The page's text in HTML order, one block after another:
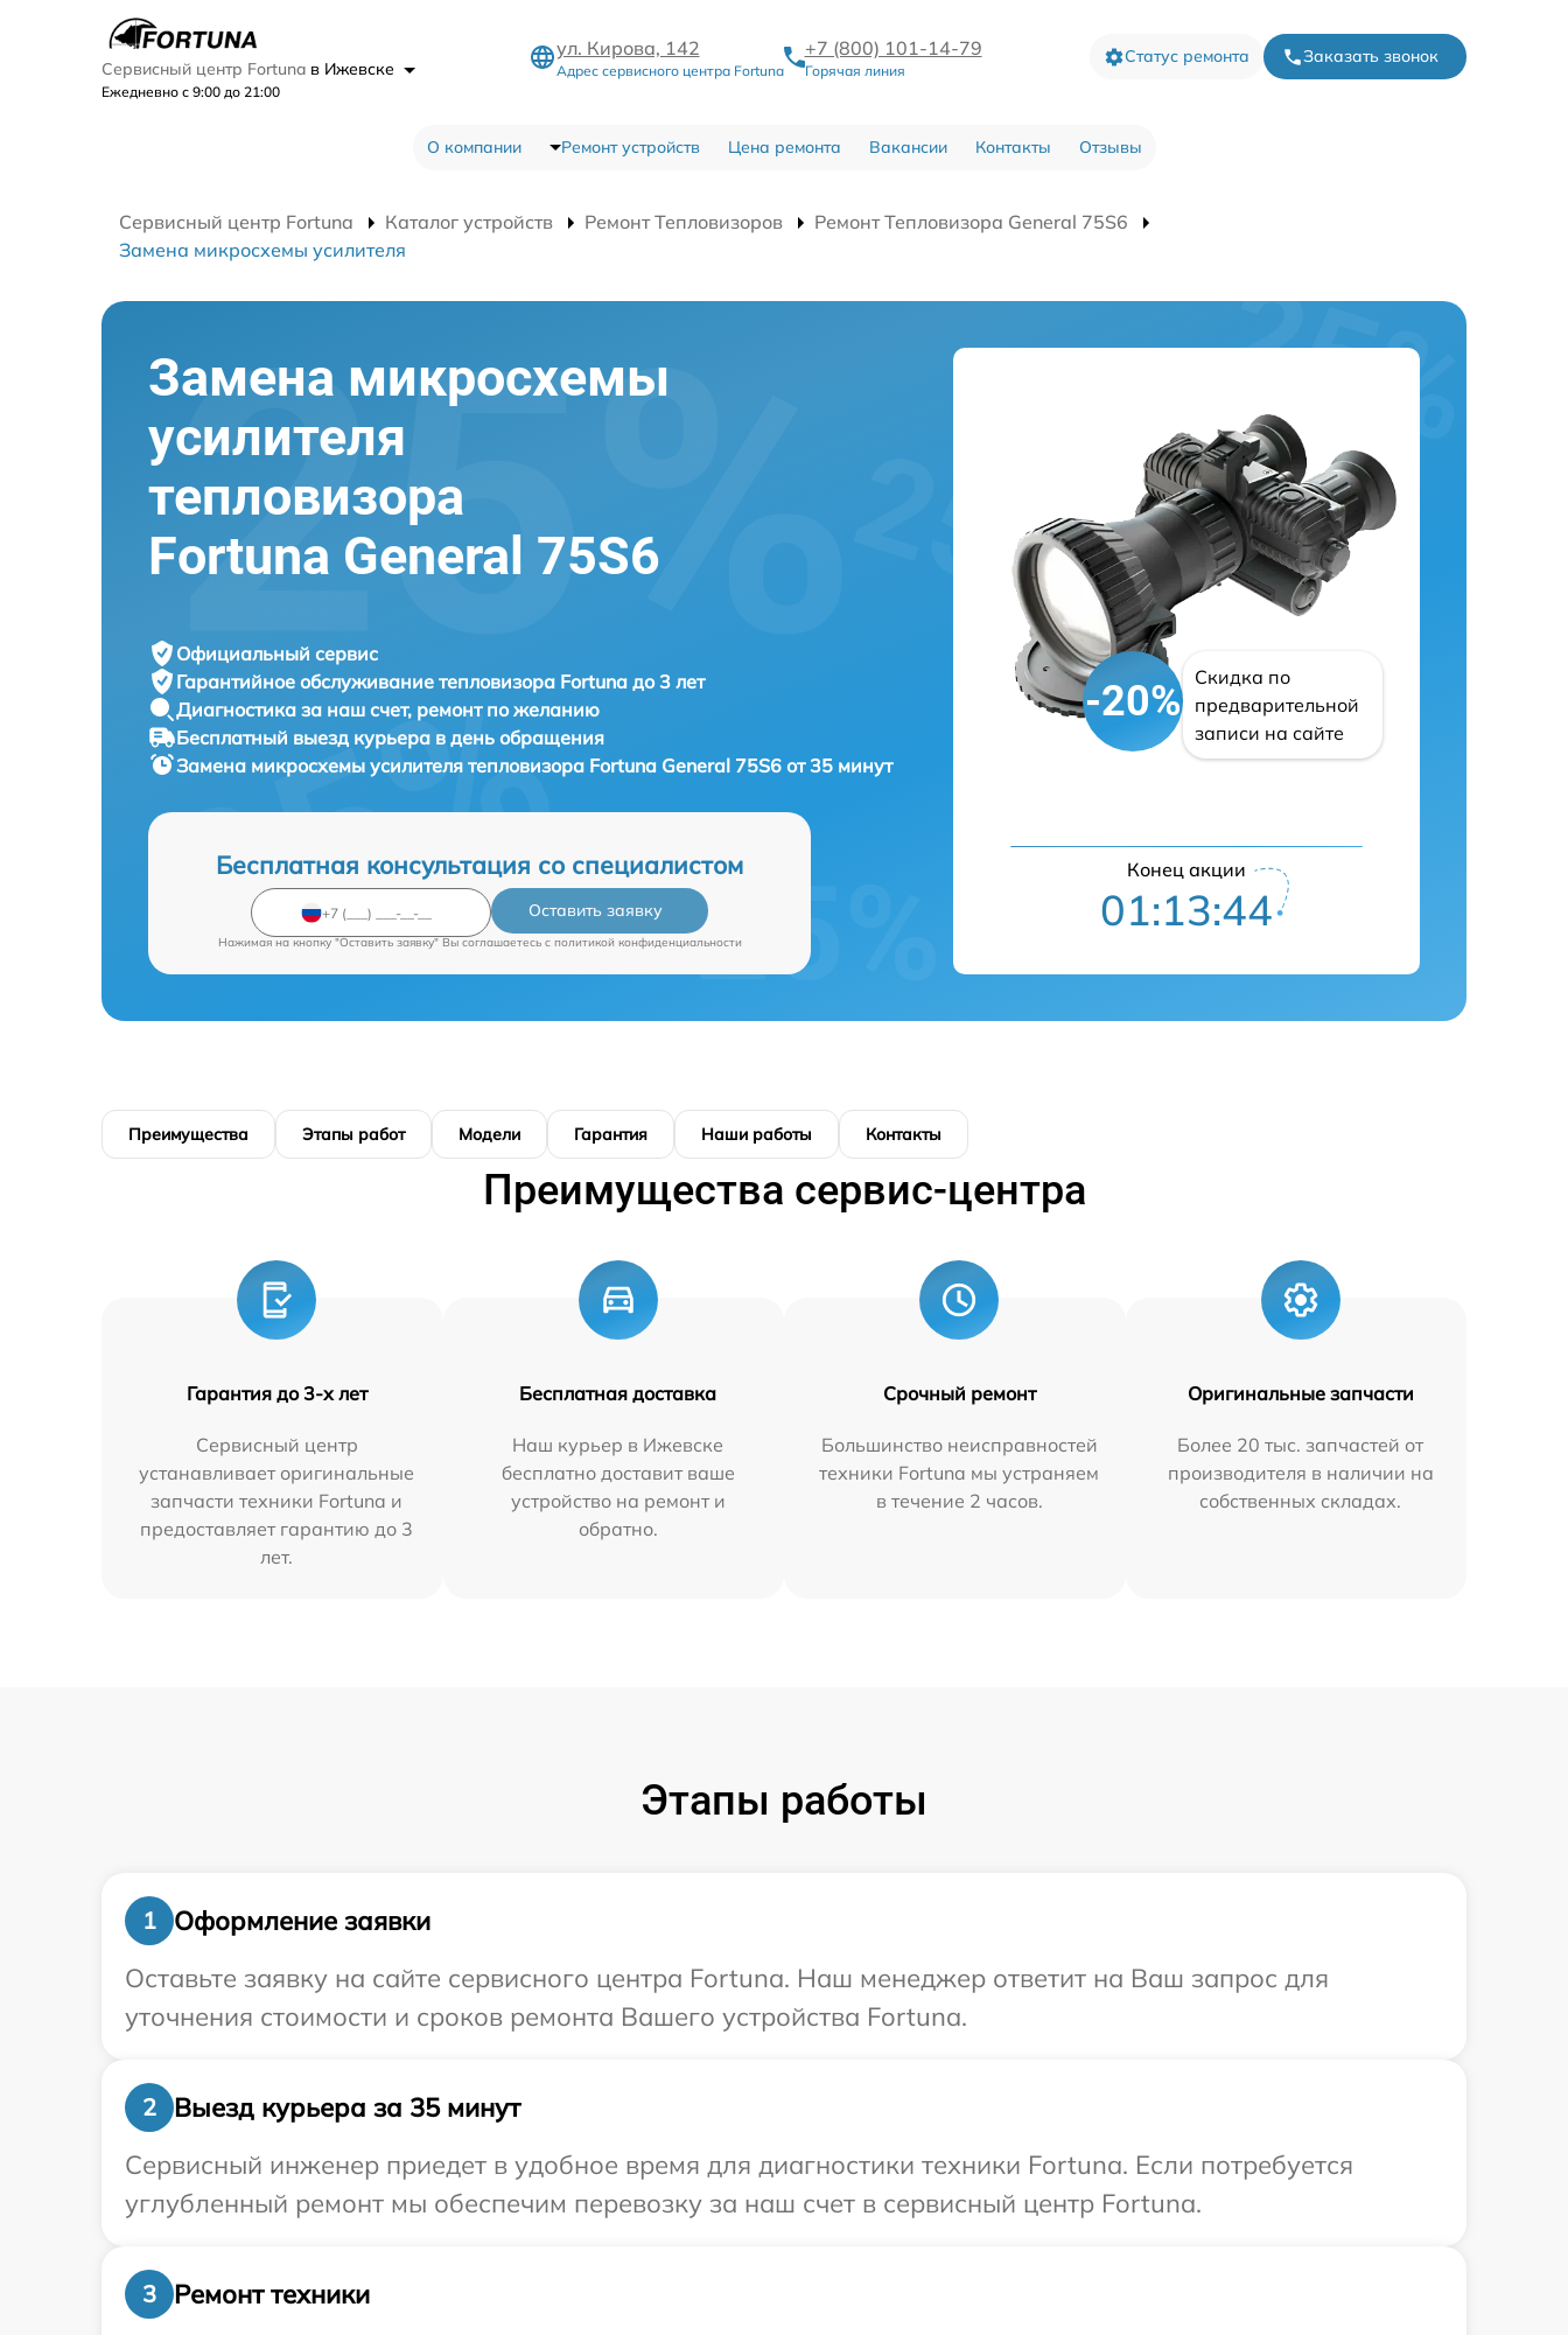
Сервисный центр Fortuna в Ижевске
Ежедневно с 9:00 до 21:00
ул. Кирова, 142
Адрес сервисного центра Fortuna
+7 (800) 101-14-79
Горячая линия
Статус ремонта Заказать звонок
О компании Ремонт устройств Цена ремонта Вакансии Контакты Отзывы
Сервисный центр Fortuna Каталог устройств Ремонт Тепловизоров
Ремонт Тепловизора General 75S6
Замена микросхемы усилителя
Замена микросхемы
усилителя
тепловизора
Fortuna General 75S6
Официальный сервис
Гарантийное обслуживание тепловизора Fortuna до 3 лет
Диагностика за наш счет, ремонт по желанию
Бесплатный выезд курьера в день обращения
Замена микросхемы усилителя тепловизора Fortuna General 75S6 от 35 минут
Бесплатная консультация со специалистом
Оставить заявку
Нажимая на кнопку "Оставить заявку" Вы соглашаетесь c политикой конфиденциальности
-20%
Скидка по
предварительной
записи на сайте
Конец акции
01:13:43
Преимущества Этапы работ Модели Гарантия Наши работы Контакты
Преимущества сервис-центра
Гарантия до 3-х лет
Сервисный центр
устанавливает оригинальные
запчасти техники Fortuna и
предоставляет гарантию до 3
лет.
Бесплатная доставка
Наш курьер в Ижевске
бесплатно доставит ваше
устройство на ремонт и
обратно.
Срочный ремонт
Большинство неисправностей
техники Fortuna мы устраняем
в течение 2 часов.
Оригинальные запчасти
Более 20 тыс. запчастей от
производителя в наличии на
собственных складах.
Этапы работы
1
Оформление заявки
Оставьте заявку на сайте сервисного центра Fortuna. Наш менеджер ответит на Ваш запрос для
уточнения стоимости и сроков ремонта Вашего устройства Fortuna.
2
Выезд курьера за 35 минут
Сервисный инженер приедет в удобное время для диагностики техники Fortuna. Если потребуется
углубленный ремонт мы обеспечим перевозку за наш счет в сервисный центр Fortuna.
3
Ремонт техники